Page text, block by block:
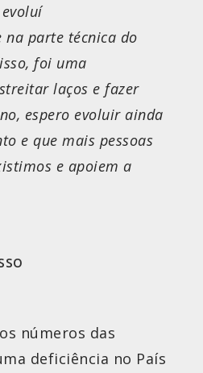
na parte técnica do
foi uma
laços e fazer
espero evoluir ainda
e que mais pessoas
e apoiem a
números das
deficiência no País